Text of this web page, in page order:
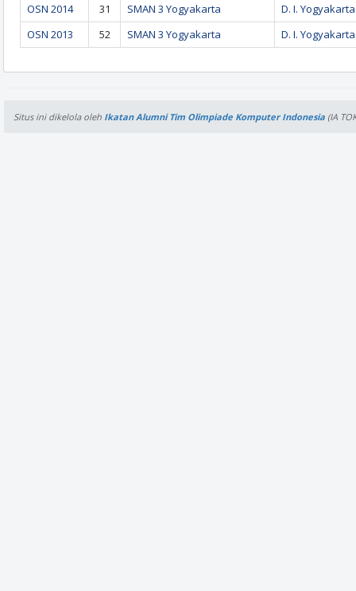
OSN 2014
31 SMAN 3 Yogyakarta
D. I. Yogyakarta
OSN 2013
52 SMAN 3 Yogyakarta D. I. Yogyakarta
Situs ini dikelola oleh Ikatan Alumni Tim Olimpiade Komputer Indonesia (IA